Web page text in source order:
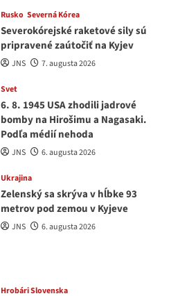
Rusko Severná Kórea
Severokórejské raketové sily sú
pripravené zaútočiť na Kyjev
JNS 7. augusta 2026
Svet
6. 8. 1945 USA zhodili jadrové
bomby na Hirošimu a Nagasaki.
Podľa médií nehoda
JNS 6. augusta 2026
Ukrajina
Zelenský sa skrýva v hĺbke 93
metrov pod zemou v Kyjeve
JNS 6. augusta 2026
Hrobári Slovenska